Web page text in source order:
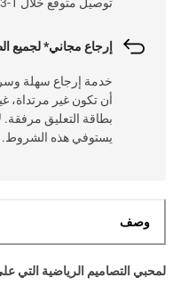
إرجاع مجاني* لجميع
أن تكون غير مرتداة،
بطاقة التعليق مرفقة.
يستوفي هذه الشروط.
وصف
لمحبي التصاميم الرياضية التي